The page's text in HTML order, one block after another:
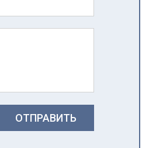
ОТПРАВИТЬ